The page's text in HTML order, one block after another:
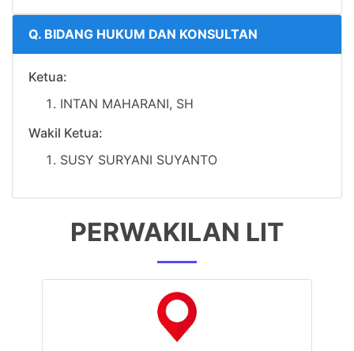
Q. BIDANG HUKUM DAN KONSULTAN
Ketua:
INTAN MAHARANI, SH
Wakil Ketua:
SUSY SURYANI SUYANTO
PERWAKILAN LIT